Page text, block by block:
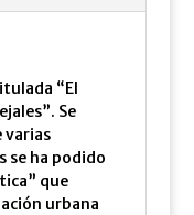
“El
Se
varias
se ha podido
que
urbana